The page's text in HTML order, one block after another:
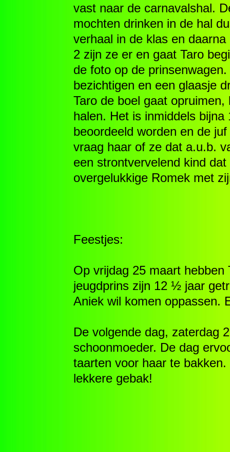
vast naar de carnavalshal.
mochten drinken in de hal
verhaal in de klas en
2 zijn ze er en gaat Taro
de foto op de
bezichtigen en een glaasje
Taro de boel gaat
halen. Het is inmiddels
beoordeeld worden en de
vraag haar of ze dat a.u.b.
een strontvervelend kind
overgelukkige Romek met
Feestjes:
Op vrijdag 25 maart
jeugdprins zijn 12 ½ jaar
Aniek wil komen oppassen.
De volgende dag, zaterdag
schoonmoeder. De dag
taarten voor haar te
lekkere gebak!